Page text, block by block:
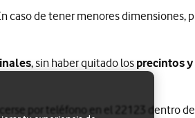
caso de tener menores dimensiones,
, sin haber quitado los precintos
por teléfono en el 22123 dentro